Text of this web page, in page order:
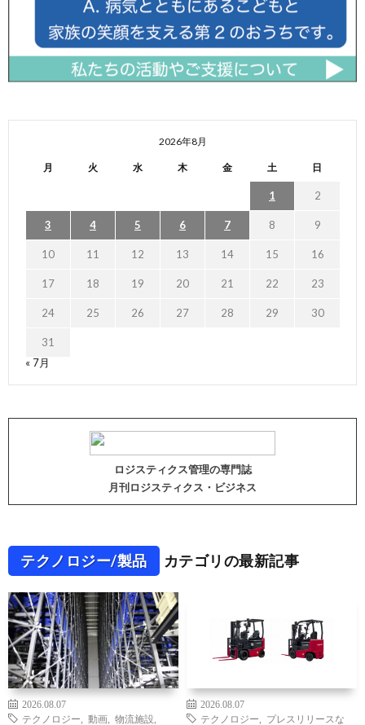
2026年8月
月 火 水 木 金 土 日
1 2
3 4 5 6 7 8 9
10 11 12 13 14 15 16
17 18 19 20 21 22 23
24 25 26 27 28 29 30
31
« 7月
ロジスティクス管理の専門誌
月刊ロジスティクス・ビジネス
テクノロジー/製品 カテゴリの最新記事
2026.08.07
テクノロジー
動画 物流施設
2026.08.07
テクノロジー
プレスリリースな